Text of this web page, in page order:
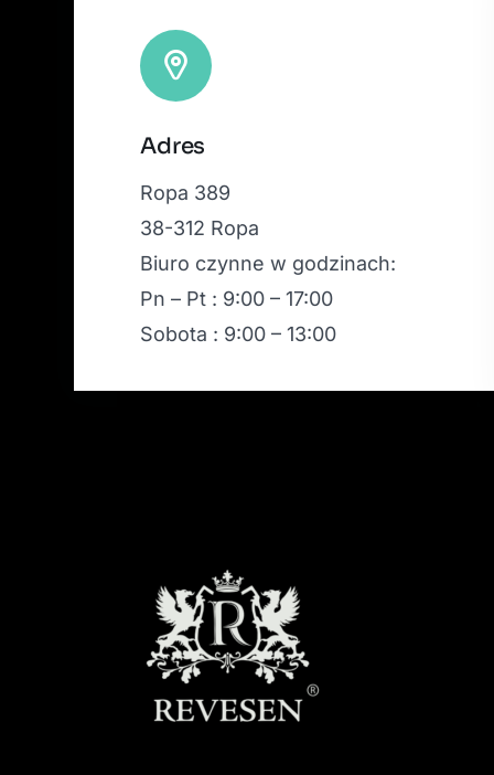
Adres
Ropa 389
38-312 Ropa
Biuro czynne w godzinach:
Pn – Pt : 9:00 – 17:00
Sobota : 9:00 – 13:00